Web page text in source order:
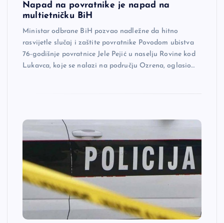
Napad na povratnike je napad na
multietničku BiH
Ministar odbrane BiH pozvao nadležne da hitno
rasvijetle slučaj i zaštite povratnike Povodom ubistva
76-godišnje povratnice Jele Pejić u naselju Rovine kod
Lukavca, koje se nalazi na području Ozrena, oglasio…